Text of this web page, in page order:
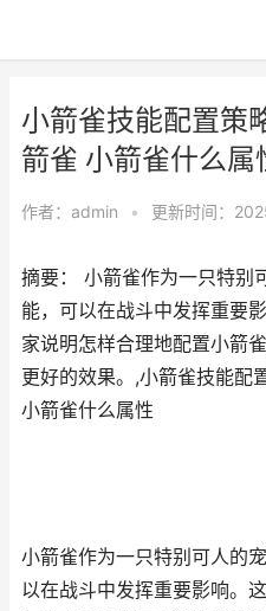
小箭雀技能配置策
箭雀 小箭雀什么属
作者： admin • 更新时间：
摘要： 小箭雀作为一只特别
能，可以在战斗中发挥重要
家说明怎样合理地配置小箭
更好的效果。,小箭雀技能配
小箭雀什么属性
小箭雀作为一只特别可人的
以在战斗中发挥重要影响。